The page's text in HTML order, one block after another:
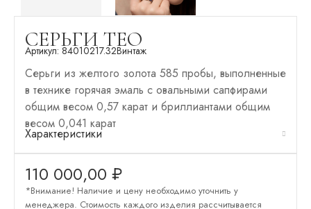
СЕРЬГИ ТЕО
Артикул:84010217.32Винтаж
Серьги из желтого золота 585 пробы, выполненные
в технике горячая эмаль с овальными сапфирами
общим весом 0,57 карат и бриллиантами общим
весом 0,041 карат
Характеристики
110 000,00 ₽
*Внимание! Наличие и цену необходимо уточнить у
менеджера. Стоимость каждого изделия рассчитывается